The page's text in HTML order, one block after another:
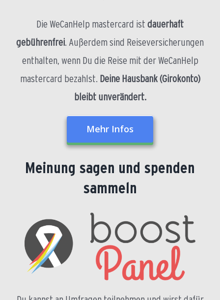
Die WeCanHelp mastercard ist dauerhaft
gebührenfrei. Außerdem sind Reiseversicherungen
enthalten, wenn Du die Reise mit der WeCanHelp
mastercard bezahlst. Deine Hausbank (Girokonto)
bleibt unverändert.
Mehr Infos
Meinung sagen und spenden
sammeln